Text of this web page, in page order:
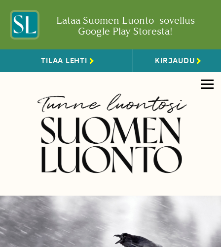
Lataa Suomen Luonto -sovellus
Google Play Storesta!
TILAA LEHTI KIRJAUDU